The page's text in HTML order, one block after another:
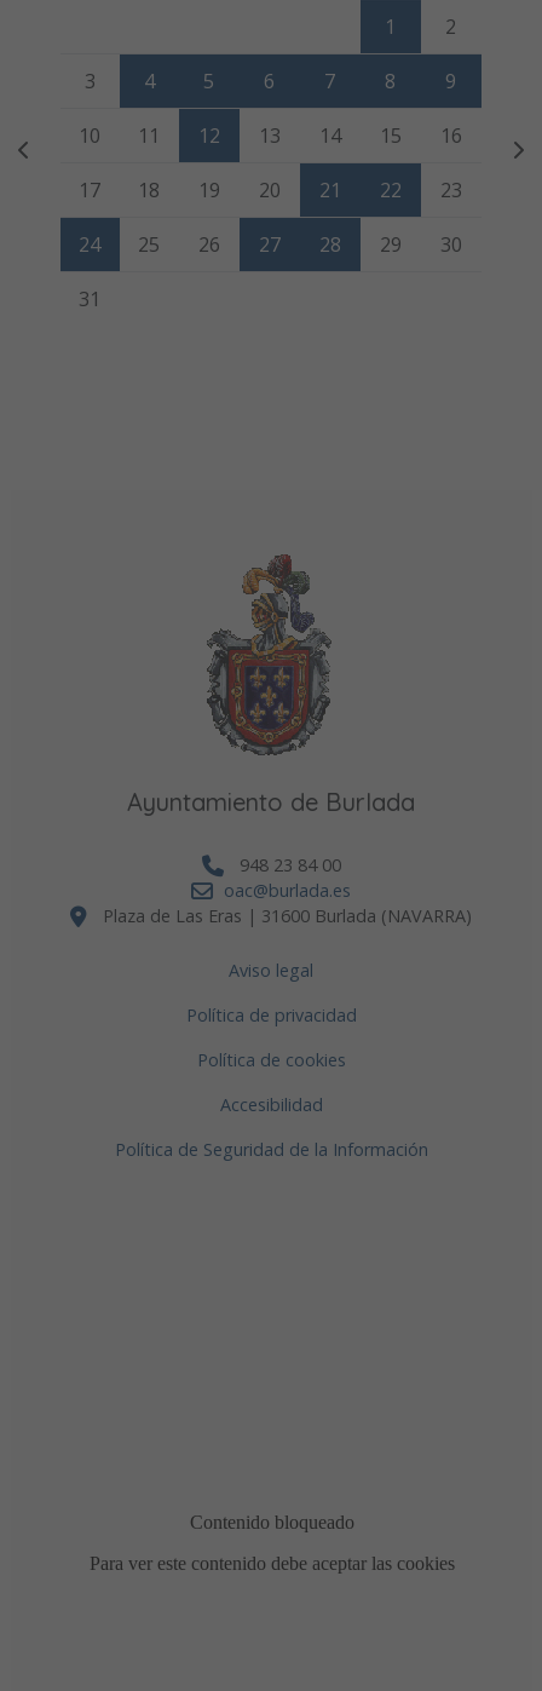
Viernes Sábado
1 2
3 4 5 6 7 8 9
10 11 12 13 14 15 16
17 18 19 20 21 22 23
24 25 26 27 28 29 30
31
Ayuntamiento de Burlada
948 23 84 00
oac@burlada.es
Plaza de Las Eras | 31600 Burlada (NAVARRA)
Aviso legal
Política de privacidad
Política de cookies
Accesibilidad
Política de Seguridad de la Información